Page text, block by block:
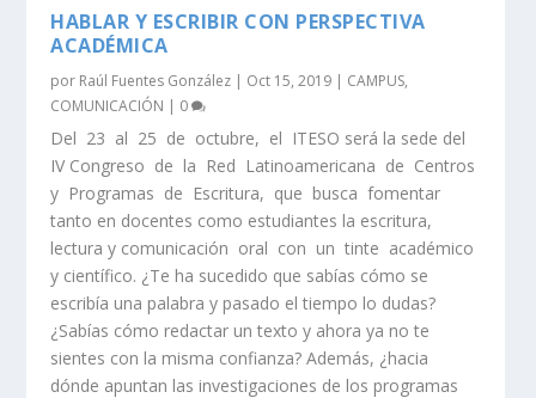
HABLAR Y ESCRIBIR CON PERSPECTIVA
ACADÉMICA
por Raúl Fuentes González | Oct 15, 2019 | CAMPUS,
COMUNICACIÓN | 0
Del 23 al 25 de octubre, el ITESO será la sede del
IV Congreso de la Red Latinoamericana de Centros
y Programas de Escritura, que busca fomentar
tanto en docentes como estudiantes la escritura,
lectura y comunicación oral con un tinte académico
y científico. ¿Te ha sucedido que sabías cómo se
escribía una palabra y pasado el tiempo lo dudas?
¿Sabías cómo redactar un texto y ahora ya no te
sientes con la misma confianza? Además, ¿hacia
dónde apuntan las investigaciones de los programas